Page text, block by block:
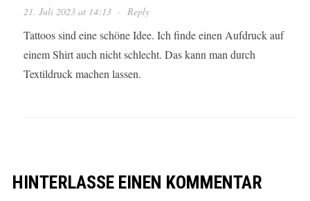
21. Juli 2023 at 14:13· Reply
Tattoos sind eine schöne Idee. Ich finde einen Aufdruck auf
einem Shirt auch nicht schlecht. Das kann man durch
Textildruck machen lassen.
HINTERLASSE EINEN KOMMENTAR